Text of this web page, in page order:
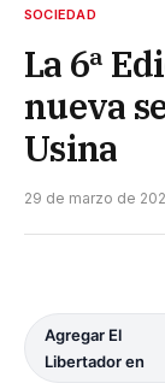
SOCIEDAD
La 6ª
nueva
Usina
29 de marzo de
Agregar El
Libertador en